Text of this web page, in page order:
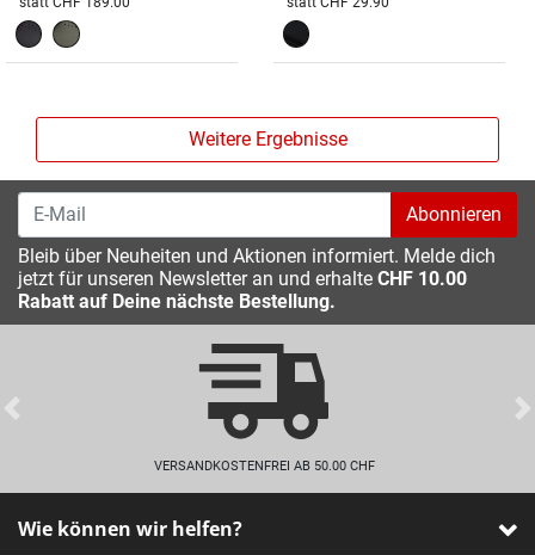
Weitere Ergebnisse
Abonnieren
Bleib über Neuheiten und Aktionen informiert. Melde dich
jetzt für unseren Newsletter an und erhalte CHF 10.00
Rabatt auf Deine nächste Bestellung.
VERSANDKOSTENFREI AB 50.00 CHF
Previous
Wie können wir helfen?